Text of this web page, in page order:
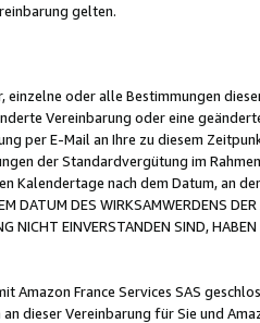
gelten.
einzelne oder alle Bestimmungen
Vereinbarung oder eine
per E-Mail an Ihre zu diesem
der Standardvergütung im
Kalendertage nach dem Datum, an
DATUM DES WIRKSAMWERDENS
NICHT EINVERSTANDEN SIND,
Amazon France Services SAS
dieser Vereinbarung für Sie und